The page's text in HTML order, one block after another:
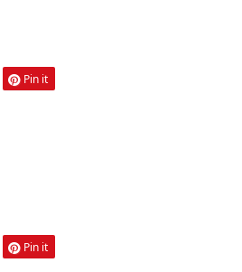
Pin it
Pin it